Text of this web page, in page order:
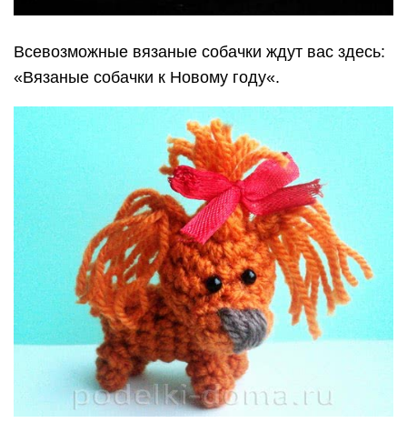
Всевозможные вязаные собачки ждут вас здесь:
«Вязаные собачки к Новому году«.